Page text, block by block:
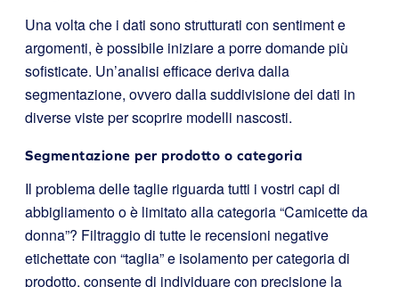
Una volta che i dati sono strutturati con sentiment e
argomenti, è possibile iniziare a porre domande più
sofisticate. Un’analisi efficace deriva dalla
segmentazione, ovvero dalla suddivisione dei dati in
diverse viste per scoprire modelli nascosti.
Segmentazione per prodotto o categoria
Il problema delle taglie riguarda tutti i vostri capi di
abbigliamento o è limitato alla categoria “Camicette da
donna”? Filtraggio di tutte le recensioni negative
etichettate con “taglia” e isolamento per categoria di
prodotto, consente di individuare con precisione la